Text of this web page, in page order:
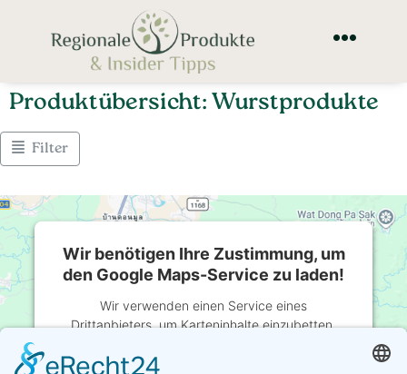
Produktübersicht: Wurstprodukte
Filter
Wir benötigen Ihre Zustimmung, um
den Google Maps-Service zu laden!
Wir verwenden einen Service eines
Drittanbieters, um Karteninhalte einzubetten.
sammeln. Bitte lesen Sie die Details durch und